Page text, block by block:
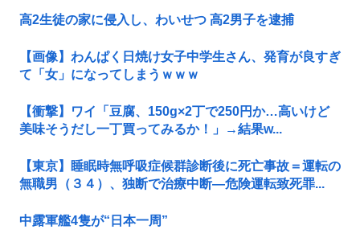
高2生徒の家に侵入し、わいせつ 高2男子を逮捕
【画像】わんぱく日焼け女子中学生さん、発育が良すぎ
て「女」になってしまうｗｗｗ
【衝撃】ワイ「豆腐、150g×2丁で250円か…高いけど
美味そうだし一丁買ってみるか！」→結果w...
【東京】睡眠時無呼吸症候群診断後に死亡事故＝運転の
無職男（３４）、独断で治療中断―危険運転致死罪...
中露軍艦4隻が“日本一周”